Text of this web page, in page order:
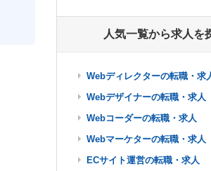
人気一覧から求人を
Webディレクターの転職・求
Webデザイナーの転職・求人
Webコーダーの転職・求人
Webマーケターの転職・求人
ECサイト運営の転職・求人